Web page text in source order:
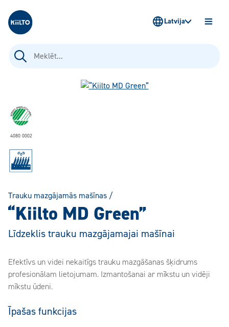
Kiilto Latvija
Meklēt:
Latvija
4080 0002
Trauku mazgājamās mašīnas /
“Kiilto MD Green”
Līdzeklis trauku mazgājamajai mašīnai
Efektīvs un videi nekaitīgs trauku mazgāšanas šķidrums
profesionālam lietojumam. Izmantošanai ar mīkstu un vidēji
mīkstu ūdeni.
Īpašas funkcijas